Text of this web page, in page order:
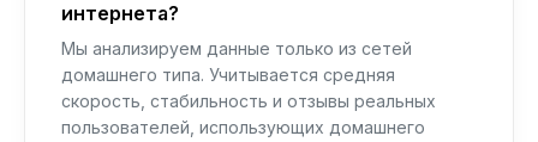
интернета?
Мы анализируем данные только из сетей
домашнего типа. Учитывается средняя
скорость, стабильность и отзывы реальных
пользователей, использующих домашнего